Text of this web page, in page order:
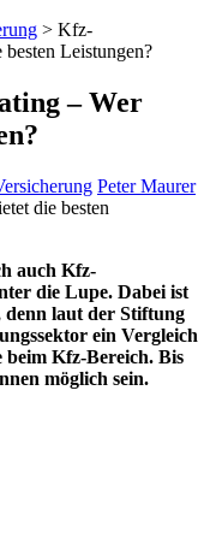
> Kfz-
Leistungen?
– Wer
Peter Maurer
auch Kfz-
die Lupe. Dabei ist
denn laut der Stiftung
ein Vergleich
beim Kfz-Bereich. Bis
möglich sein.